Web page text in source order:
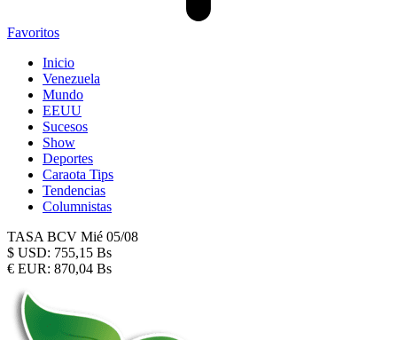
Favoritos
Inicio
Venezuela
Mundo
EEUU
Sucesos
Show
Deportes
Caraota Tips
Tendencias
Columnistas
TASA BCV Mié 05/08
$ USD: 755,15 Bs
€ EUR: 870,04 Bs